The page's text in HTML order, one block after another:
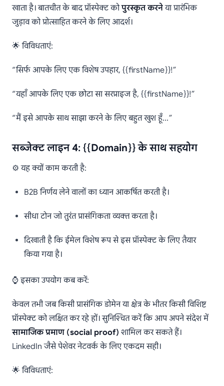
खाता है। बातचीत के बाद प्रॉस्पेक्ट कोपुरस्कृत करनेया प्रारंभिक
जुड़ाव को प्रोत्साहित करने के लिए आदर्श।
🌟 विविधताएं:
“सिर्फ आपके लिए एक विशेष उपहार, {{firstName}}!”
“यहाँ आपके लिए एक छोटा सा सरप्राइज है, {{firstName}}!”
“मैं इसे आपके साथ साझा करने के लिए बहुत खुश हूँ…”
सब्जेक्ट लाइन 4: {{Domain}} के साथ सहयोग
⚙️ यह क्यों काम करती है:
B2B निर्णय लेने वालों का ध्यान आकर्षित करती है।
सीधा टोन जो तुरंत प्रासंगिकता व्यक्त करता है।
दिखाती है कि ईमेल विशेष रूप से इस प्रॉस्पेक्ट के लिए तैयार
किया गया है।
⌚ इसका उपयोग कब करें:
केवल तभी जब किसी प्रासंगिक डोमेन या क्षेत्र के भीतर किसी विशिष्ट
प्रॉस्पेक्ट को लक्षित कर रहे हों। सुनिश्चित करें कि आप अपने संदेश में
सामाजिक प्रमाण (social proof) शामिल कर सकते हैं।
LinkedIn जैसे पेशेवर नेटवर्क के लिए एकदम सही।
🌟 विविधताएं: